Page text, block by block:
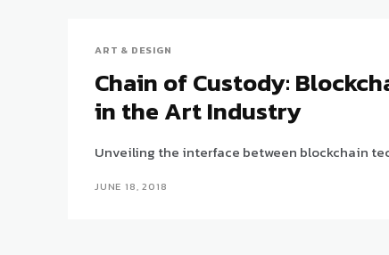
ART & DESIGN
Chain of Custody:
in the Art Industry
Unveiling the interface between blockchain
JUNE 18, 2018